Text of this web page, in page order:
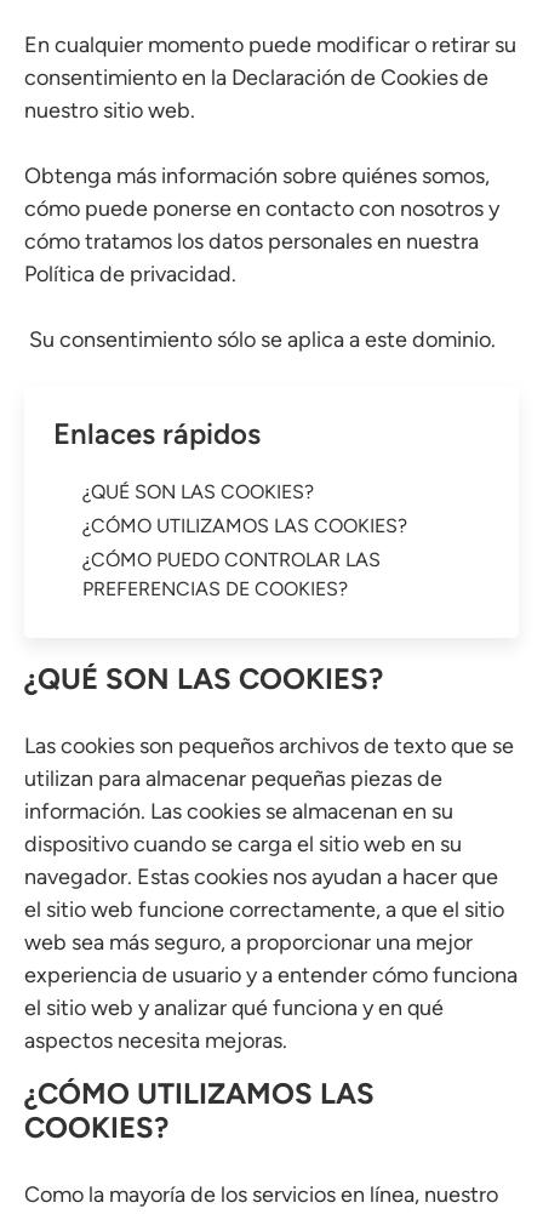
En cualquier momento puede modificar o retirar su
consentimiento en la Declaración de Cookies de
nuestro sitio web.
Obtenga más información sobre quiénes somos,
cómo puede ponerse en contacto con nosotros y
cómo tratamos los datos personales en nuestra
Política de privacidad.
Su consentimiento sólo se aplica a este dominio.
Enlaces rápidos
¿QUÉ SON LAS COOKIES?
¿CÓMO UTILIZAMOS LAS COOKIES?
¿CÓMO PUEDO CONTROLAR LAS
PREFERENCIAS DE COOKIES?
¿QUÉ SON LAS COOKIES?
Las cookies son pequeños archivos de texto que se
utilizan para almacenar pequeñas piezas de
información. Las cookies se almacenan en su
dispositivo cuando se carga el sitio web en su
navegador. Estas cookies nos ayudan a hacer que
el sitio web funcione correctamente, a que el sitio
web sea más seguro, a proporcionar una mejor
experiencia de usuario y a entender cómo funciona
el sitio web y analizar qué funciona y en qué
aspectos necesita mejoras.
¿CÓMO UTILIZAMOS LAS
COOKIES?
Como la mayoría de los servicios en línea, nuestro